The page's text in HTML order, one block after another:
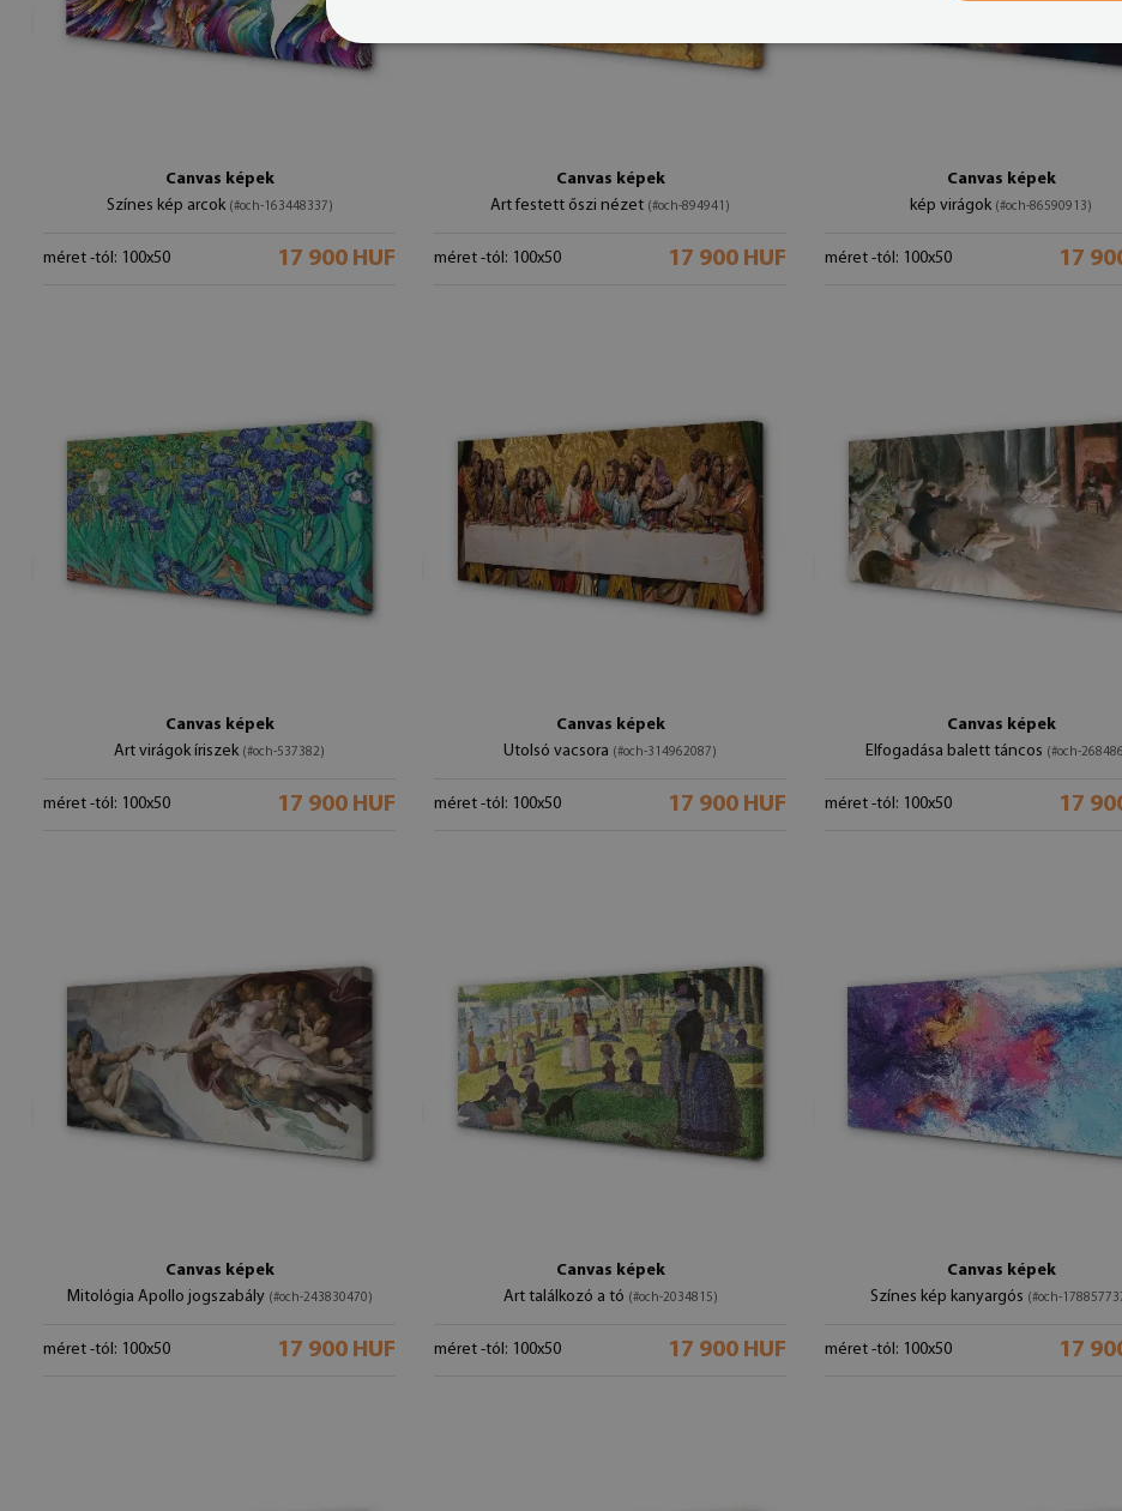
Canvas képek
Színes kép arcok (#och-163448337)
méret -tól: 100x50 17 900 HUF
Canvas képek
Art festett őszi nézet (#och-894941)
méret -tól: 100x50 17 900 HUF
Canvas képek
kép virágok (#och-86590913)
méret -tól: 100x50 17
Canvas képek
Art virágok íriszek (#och-537382)
méret -tól: 100x50 17 900 HUF
Canvas képek
Utolsó vacsora (#och-314962087)
méret -tól: 100x50 17 900 HUF
Canvas képek
Elfogadása balett táncos (#och-
méret -tól: 100x50 17
Canvas képek
Mitológia Apollo jogszabály (#och-243830470)
méret -tól: 100x50 17 900 HUF
Canvas képek
Art találkozó a tó (#och-2034815)
méret -tól: 100x50 17 900 HUF
Canvas képek
Színes kép kanyargós (#och-
méret -tól: 100x50 17